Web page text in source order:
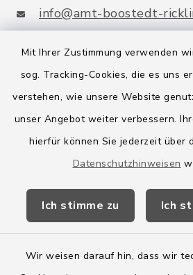
Mit Ihrer Zustimmung verwenden
sog. Tracking-Cookies, die es uns
verstehen, wie unsere Website
unser Angebot weiter verbessern.
hierfür können Sie jederzeit über
Datenschutzhinweisen
Ich stimme zu Ich
Wir weisen darauf hin, dass wir
info@amt-boostedt-
Quicklinks
Amt Boostedt-Rickling
Amtsbroschüre
Wege-Zweckverband